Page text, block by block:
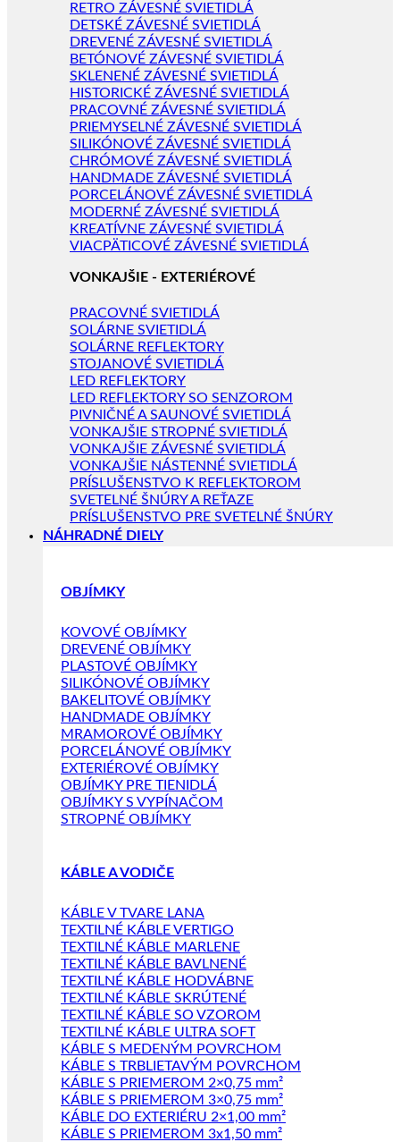
RETRO ZÁVESNÉ SVIETIDLÁ
DETSKÉ ZÁVESNÉ SVIETIDLÁ
DREVENÉ ZÁVESNÉ SVIETIDLÁ
BETÓNOVÉ ZÁVESNÉ SVIETIDLÁ
SKLENENÉ ZÁVESNÉ SVIETIDLÁ
HISTORICKÉ ZÁVESNÉ SVIETIDLÁ
PRACOVNÉ ZÁVESNÉ SVIETIDLÁ
PRIEMYSELNÉ ZÁVESNÉ SVIETIDLÁ
SILIKÓNOVÉ ZÁVESNÉ SVIETIDLÁ
CHRÓMOVÉ ZÁVESNÉ SVIETIDLÁ
HANDMADE ZÁVESNÉ SVIETIDLÁ
PORCELÁNOVÉ ZÁVESNÉ SVIETIDLÁ
MODERNÉ ZÁVESNÉ SVIETIDLÁ
KREATÍVNE ZÁVESNÉ SVIETIDLÁ
VIACPÄTICOVÉ ZÁVESNÉ SVIETIDLÁ
VONKAJŠIE - EXTERIÉROVÉ
PRACOVNÉ SVIETIDLÁ
SOLÁRNE SVIETIDLÁ
SOLÁRNE REFLEKTORY
STOJANOVÉ SVIETIDLÁ
LED REFLEKTORY
LED REFLEKTORY SO SENZOROM
PIVNIČNÉ A SAUNOVÉ SVIETIDLÁ
VONKAJŠIE STROPNÉ SVIETIDLÁ
VONKAJŠIE ZÁVESNÉ SVIETIDLÁ
VONKAJŠIE NÁSTENNÉ SVIETIDLÁ
PRÍSLUŠENSTVO K REFLEKTOROM
SVETELNÉ ŠNÚRY A REŤAZE
PRÍSLUŠENSTVO PRE SVETELNÉ ŠNÚRY
NÁHRADNÉ DIELY
OBJÍMKY
KOVOVÉ OBJÍMKY
DREVENÉ OBJÍMKY
PLASTOVÉ OBJÍMKY
SILIKÓNOVÉ OBJÍMKY
BAKELITOVÉ OBJÍMKY
HANDMADE OBJÍMKY
MRAMOROVÉ OBJÍMKY
PORCELÁNOVÉ OBJÍMKY
EXTERIÉROVÉ OBJÍMKY
OBJÍMKY PRE TIENIDLÁ
OBJÍMKY S VYPÍNAČOM
STROPNÉ OBJÍMKY
KÁBLE A VODIČE
KÁBLE V TVARE LANA
TEXTILNÉ KÁBLE VERTIGO
TEXTILNÉ KÁBLE MARLENE
TEXTILNÉ KÁBLE BAVLNENÉ
TEXTILNÉ KÁBLE HODVÁBNE
TEXTILNÉ KÁBLE SKRÚTENÉ
TEXTILNÉ KÁBLE SO VZOROM
TEXTILNÉ KÁBLE ULTRA SOFT
KÁBLE S MEDENÝM POVRCHOM
KÁBLE S TRBLIETAVÝM POVRCHOM
KÁBLE S PRIEMEROM 2×0,75 mm²
KÁBLE S PRIEMEROM 3×0,75 mm²
KÁBLE DO EXTERIÉRU 2×1,00 mm²
KÁBLE S PRIEMEROM 3x1,50 mm²